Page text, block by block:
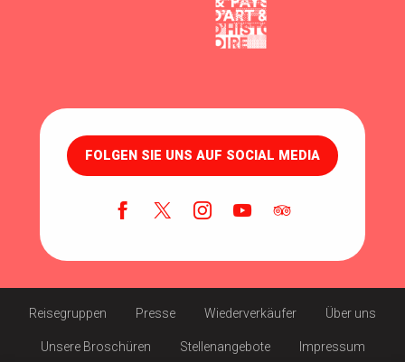
FOLGEN SIE UNS AUF SOCIAL MEDIA
Reisegruppen Presse Wiederverkäufer Über uns
Unsere Broschüren Stellenangebote Impressum